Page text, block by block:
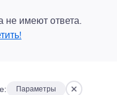
не имеют ответа.
Параметры